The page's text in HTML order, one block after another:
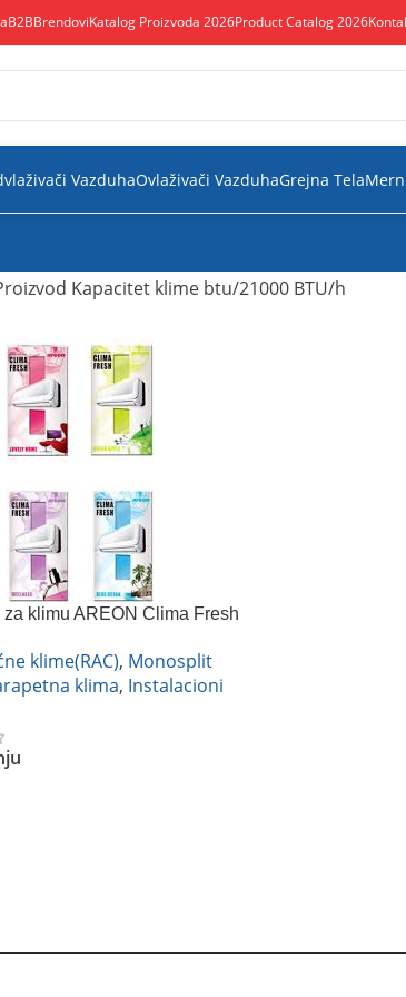
B2BBrendoviKatalog Proizvoda 2026Product Catalog 2026
VazduhaOvlaživači VazduhaGrejna Tela
Kapacitet klime btu 21000 BTU/h
klimu AREON Clima Fresh
klime(RAC), Monosplit
klima, Instalacioni